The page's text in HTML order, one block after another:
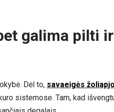
galima pilti
Dėl to, savaeigės
sistemose. Tam, kad